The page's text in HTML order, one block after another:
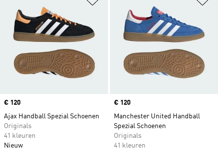
Price
€ 120
Ajax Handball Spezial Schoenen
Originals
41 kleuren
Nieuw
Price
€ 120
Manchester United Handball
Spezial Schoenen
Originals
41 kleuren